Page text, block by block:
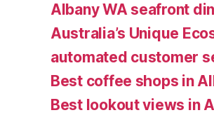
Albany WA seafront
Australia’s Unique
automated customer
Best coffee shops in
Best lookout views in